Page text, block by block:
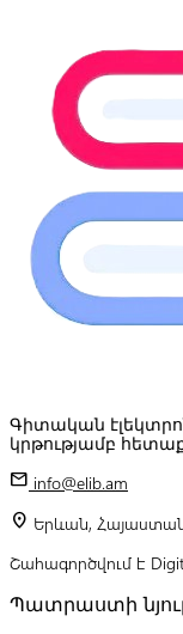
Գիտական
կրթությամբ
mail info@elib.am
location_on Երևան,
Շահագործվում է
Պատրաստի